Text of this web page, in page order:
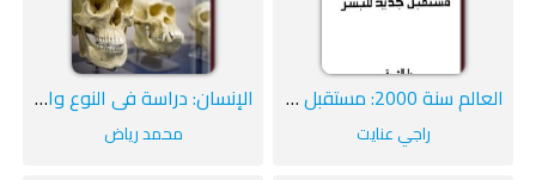
العالم سنة 2000: مستقبل جديد للبشر
راجي عنايت
الإنسان: دراسة في النوع والحضارة
محمد رياض